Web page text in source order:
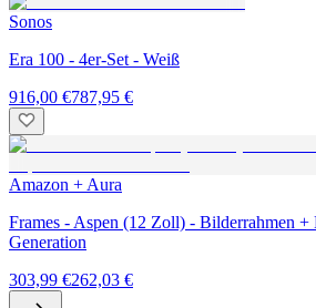
Sonos
Era 100 - 4er-Set - Weiß
916,00 €787,95 €
Amazon + Aura
Frames - Aspen (12 Zoll) - Bilderrahmen +
Generation
303,99 €262,03 €